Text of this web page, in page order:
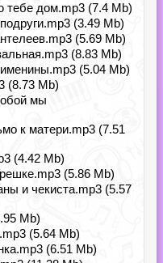
тебе дом.mp3 (7.4 Mb)
(3.49 Mb)
(5.69 Mb)
(8.83 Mb)
(5.04 Mb)
(8.73 Mb)
мы
к матери.mp3 (7.51
(4.42 Mb)
(5.86 Mb)
и чекиста.mp3 (5.57
Mb)
(5.64 Mb)
(6.51 Mb)